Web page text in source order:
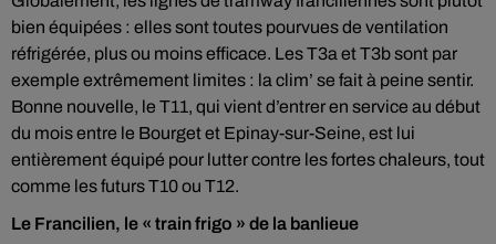
bien équipées : elles sont toutes pourvues de ventilation
réfrigérée, plus ou moins efficace. Les T3a et T3b sont par
exemple extrêmement limites : la clim’ se fait à peine sentir.
Bonne nouvelle, le T11, qui vient d’entrer en service au début
du mois entre le Bourget et Epinay-sur-Seine, est lui
entièrement équipé pour lutter contre les fortes chaleurs, tout
comme les futurs T10 ou T12.
Le Francilien, le « train frigo » de la banlieue